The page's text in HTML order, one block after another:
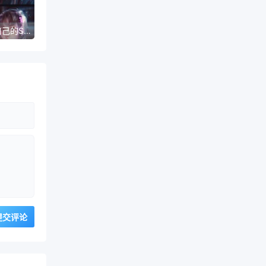
如何选择适合自己的SD绘画模型主题